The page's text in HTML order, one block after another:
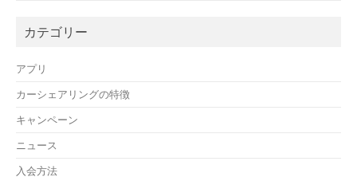
カテゴリー
アプリ
カーシェアリングの特徴
キャンペーン
ニュース
入会方法